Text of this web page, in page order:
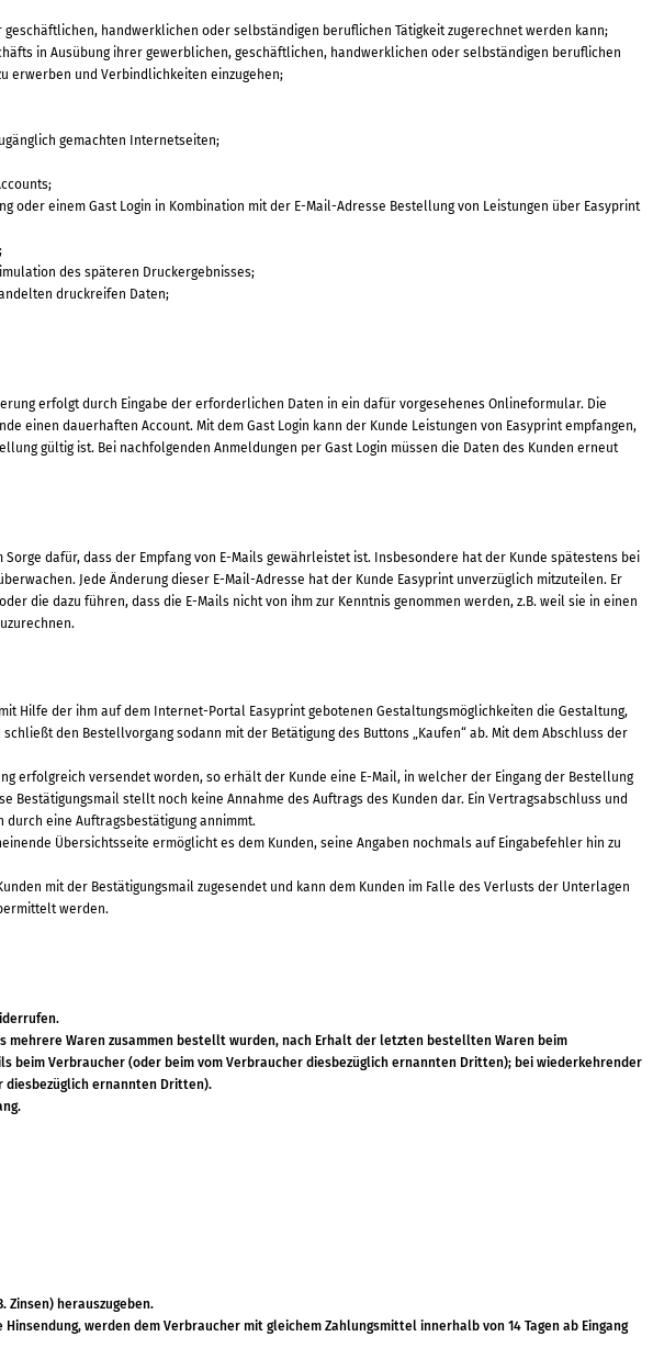
handwerklichen oder selbständigen beruflichen Tätigkeit zugerechnet werden kann;
in Ausübung ihrer gewerblichen, geschäftlichen, handwerklichen oder selbständigen beruflichen
erwerben und Verbindlichkeiten einzugehen;
gemachten Internetseiten;
einem Gast Login in Kombination mit der E-Mail-Adresse Bestellung von Leistungen über Easyprint
des späteren Druckergebnisses;
druckreifen Daten;
erfolgt durch Eingabe der erforderlichen Daten in ein dafür vorgesehenes Onlineformular. Die
einen dauerhaften Account. Mit dem Gast Login kann der Kunde Leistungen von Easyprint empfangen,
gültig ist. Bei nachfolgenden Anmeldungen per Gast Login müssen die Daten des Kunden erneut
dafür, dass der Empfang von E-Mails gewährleistet ist. Insbesondere hat der Kunde spätestens bei
Jede Änderung dieser E-Mail-Adresse hat der Kunde Easyprint unverzüglich mitzuteilen. Er
die dazu führen, dass die E-Mails nicht von ihm zur Kenntnis genommen werden, z.B. weil sie in einen
Hilfe der ihm auf dem Internet-Portal Easyprint gebotenen Gestaltungsmöglichkeiten die Gestaltung,
den Bestellvorgang sodann mit der Betätigung des Buttons „Kaufen“ ab. Mit dem Abschluss der
erfolgreich versendet worden, so erhält der Kunde eine E-Mail, in welcher der Eingang der Bestellung
stellt noch keine Annahme des Auftrags des Kunden dar. Ein Vertragsabschluss und
durch eine Auftragsbestätigung annimmt.
Übersichtsseite ermöglicht es dem Kunden, seine Angaben nochmals auf Eingabefehler hin zu
mit der Bestätigungsmail zugesendet und kann dem Kunden im Falle des Verlusts der Unterlagen
werden.
Waren zusammen bestellt wurden, nach Erhalt der letzten bestellten Waren beim
Verbraucher (oder beim vom Verbraucher diesbezüglich ernannten Dritten); bei wiederkehrender
diesbezüglich ernannten Dritten).
Zinsen) herauszugeben.
werden dem Verbraucher mit gleichem Zahlungsmittel innerhalb von 14 Tagen ab Eingang